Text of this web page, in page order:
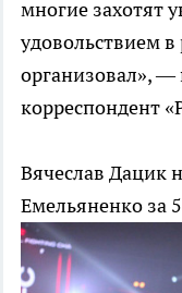
многие захотят
удовольствием в
организовал», —
корреспондент
Вячеслав Дацик
Емельяненко за